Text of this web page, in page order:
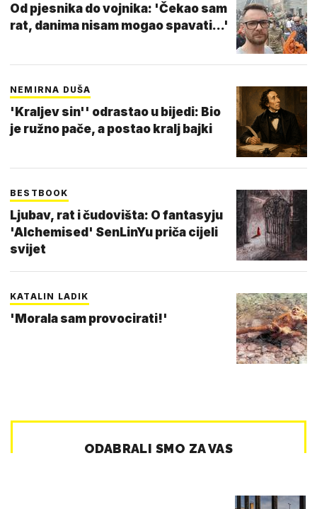
Od pjesnika do vojnika: 'Čekao sam
rat, danima nisam mogao spavati...'
NEMIRNA DUŠA
'Kraljev sin'' odrastao u bijedi: Bio
je ružno pače, a postao kralj bajki
BESTBOOK
Ljubav, rat i čudovišta: O fantasyju
'Alchemised' SenLinYu priča cijeli
svijet
KATALIN LADIK
'Morala sam provocirati!'